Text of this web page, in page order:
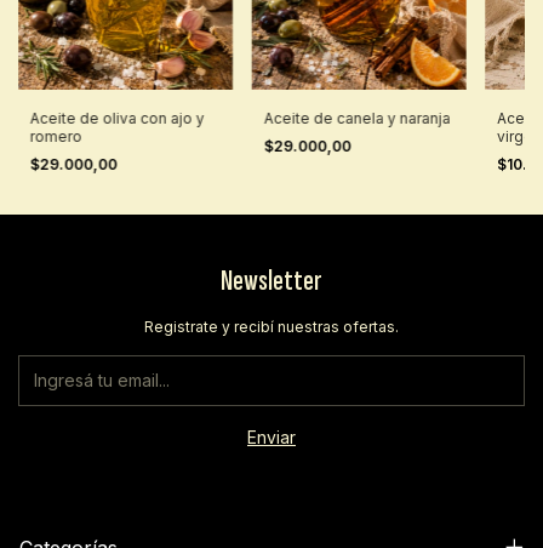
Aceite de oliva con ajo y
romero
$29.000,00
Aceite de canela y naranja
$29.000,00
virgen
Newsletter
Registrate y recibí nuestras ofertas.